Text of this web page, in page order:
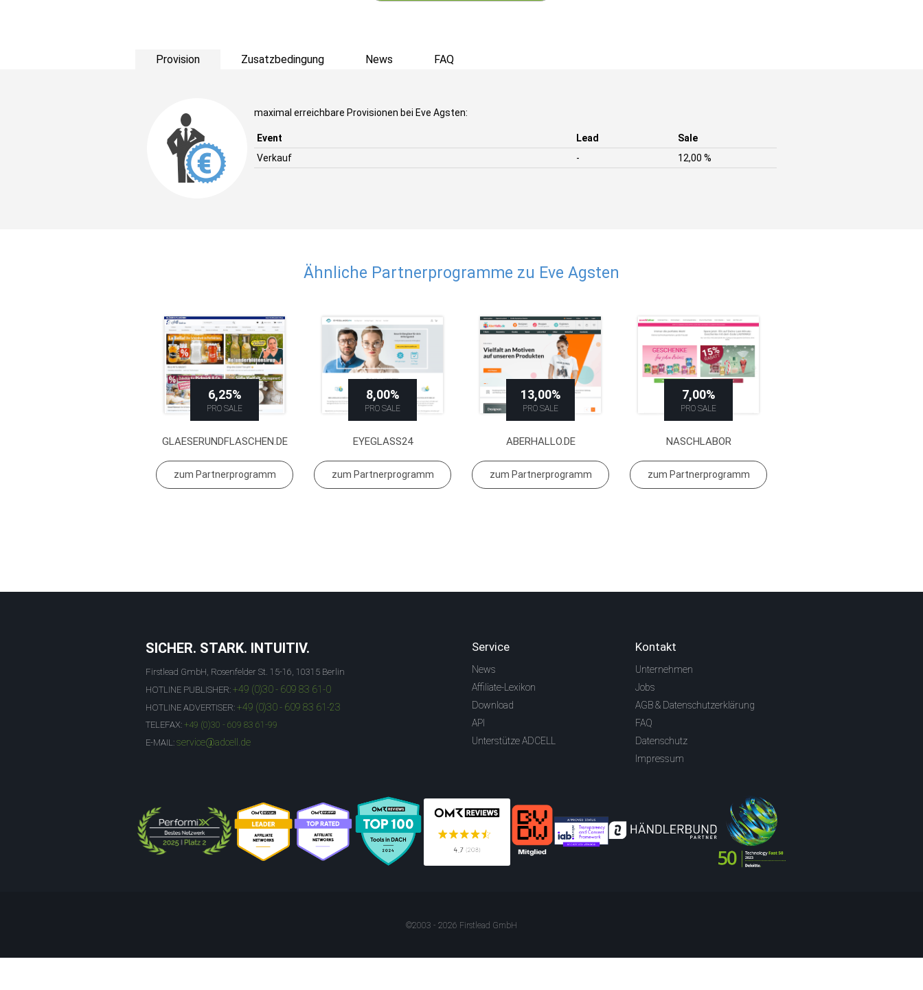
Provision Zusatzbedingung News FAQ
maximal erreichbare Provisionen bei Eve Agsten:
Event Lead
Sale
Verkauf
- 12,00 %
Ähnliche Partnerprogramme zu Eve Agsten
6,25%
PRO SALE
GLAESERUNDFLASCHEN.DE
zum Partnerprogramm
8,00%
PRO SALE
EYEGLASS24
zum Partnerprogramm
13,00%
PRO SALE
ABERHALLO.DE
zum Partnerprogramm
7,00%
PRO SALE
NASCHLABOR
zum Partnerprogramm
SICHER. STARK. INTUITIV.
Firstlead GmbH, Rosenfelder St. 15-16, 10315 Berlin
HOTLINE PUBLISHER: +49 (0)30 - 609 83 61-0
HOTLINE ADVERTISER: +49 (0)30 - 609 83 61-23
TELEFAX: +49 (0)30 - 609 83 61-99
E-MAIL: service@adcell.de
Service
News
Affiliate-Lexikon
Download
API
Unterstütze ADCELL
Kontakt
Unternehmen
Jobs
AGB & Datenschutzerklärung
FAQ
Datenschutz
Impressum
©2003 - 2026 Firstlead GmbH